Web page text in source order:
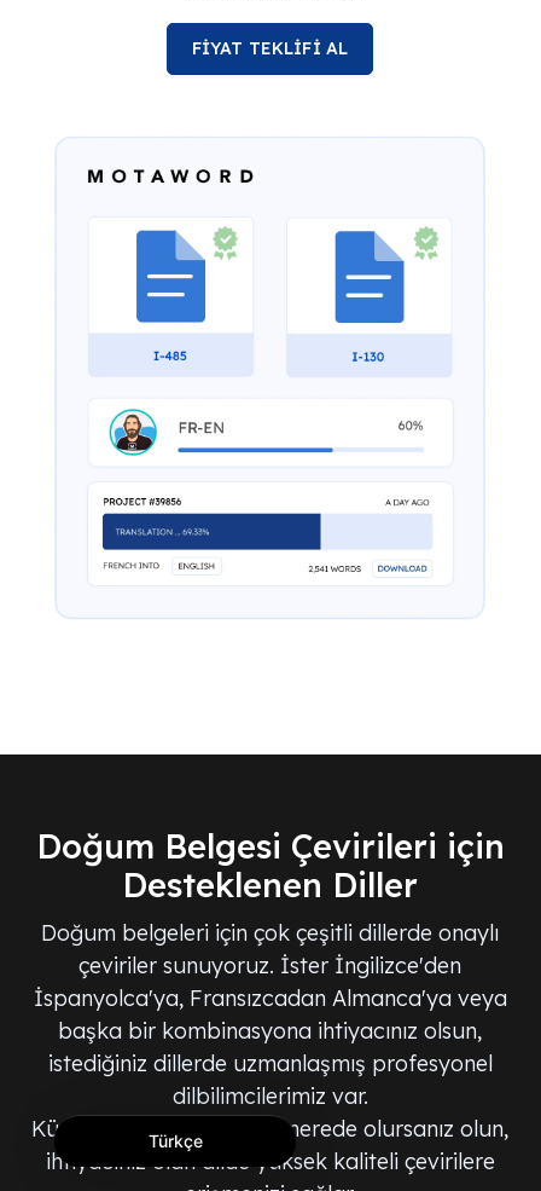
FİYAT TEKLİFİ AL
Doğum Belgesi Çevirileri için
Desteklenen Diller
Doğum belgeleri için çok çeşitli dillerde onaylı
çeviriler sunuyoruz. İster İngilizce'den
İspanyolca'ya, Fransızcadan Almanca'ya veya
başka bir kombinasyona ihtiyacınız olsun,
istediğiniz dillerde uzmanlaşmış profesyonel
dilbilimcilerimiz var.
Küresel çevirmen ağımız, nerede olursanız olun,
ihtiyacınız olan dilde yüksek kaliteli çevirilere
Türkçe